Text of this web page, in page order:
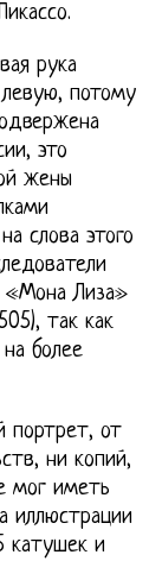
рука
потому
это
жены
слова этого
«Мона Лиза»
так как
более
портрет, от
ни копий,
мог иметь
иллюстрации
катушек и